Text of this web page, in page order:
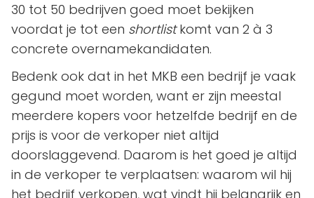
30 tot 50 bedrijven goed moet bekijken
voordat je tot een shortlistkomt van 2 à 3
concrete overnamekandidaten.
Bedenk ook dat in het MKB een bedrijf je vaak
gegund moet worden, want er zijn meestal
meerdere kopers voor hetzelfde bedrijf en de
prijs is voor de verkoper niet altijd
doorslaggevend. Daarom is het goed je altijd
in de verkoper te verplaatsen: waarom wil hij
het bedrijf verkopen, wat vindt hij belangrijk en